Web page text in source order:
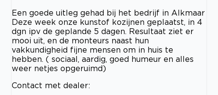
Een goede uitleg gehad bij het bedrijf in Alkmaar
Deze week onze kunstof kozijnen geplaatst, in 4
dgn ipv de geplande 5 dagen. Resultaat ziet er
mooi uit, en de monteurs naast hun
vakkundigheid fijne mensen om in huis te
hebben. ( sociaal, aardig, goed humeur en alles
weer netjes opgeruimd)
Contact met dealer: